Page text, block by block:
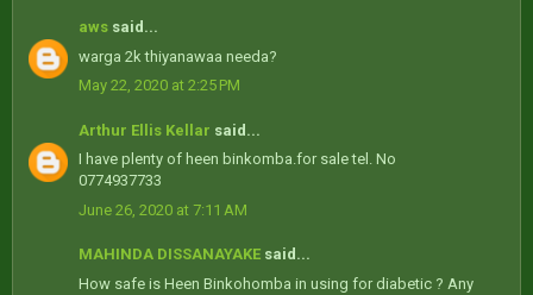
aws said...
warga 2k thiyanawaa needa?
May 22, 2020 at 2:25 PM
Arthur Ellis Kellar said...
I have plenty of heen binkomba.for sale tel. No
0774937733
June 26, 2020 at 7:11 AM
MAHINDA DISSANAYAKE said...
How safe is Heen Binkohomba in using for diabetic ? Any